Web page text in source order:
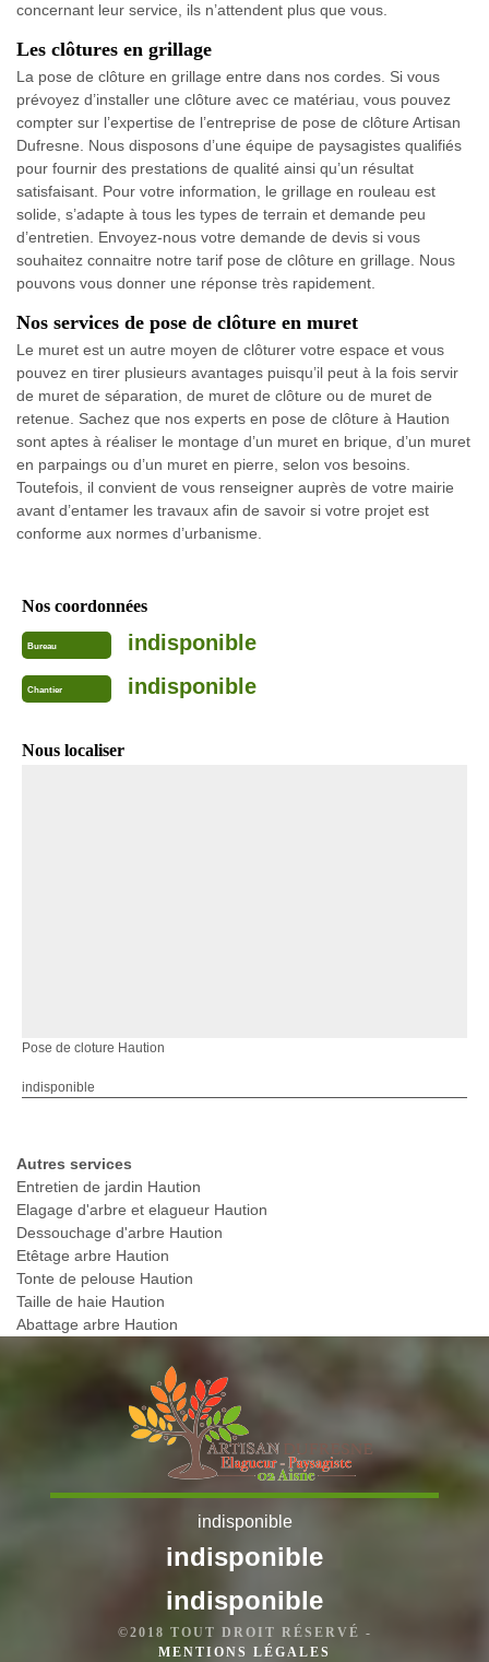
concernant leur service, ils n’attendent plus que vous.
Les clôtures en grillage
La pose de clôture en grillage entre dans nos cordes. Si vous
prévoyez d’installer une clôture avec ce matériau, vous pouvez
compter sur l’expertise de l’entreprise de pose de clôture Artisan
Dufresne. Nous disposons d’une équipe de paysagistes qualifiés
pour fournir des prestations de qualité ainsi qu’un résultat
satisfaisant. Pour votre information, le grillage en rouleau est
solide, s’adapte à tous les types de terrain et demande peu
d’entretien. Envoyez-nous votre demande de devis si vous
souhaitez connaitre notre tarif pose de clôture en grillage. Nous
pouvons vous donner une réponse très rapidement.
Nos services de pose de clôture en muret
Le muret est un autre moyen de clôturer votre espace et vous
pouvez en tirer plusieurs avantages puisqu’il peut à la fois servir
de muret de séparation, de muret de clôture ou de muret de
retenue. Sachez que nos experts en pose de clôture à Haution
sont aptes à réaliser le montage d’un muret en brique, d’un muret
en parpaings ou d’un muret en pierre, selon vos besoins.
Toutefois, il convient de vous renseigner auprès de votre mairie
avant d’entamer les travaux afin de savoir si votre projet est
conforme aux normes d’urbanisme.
Nos coordonnées
Bureau indisponible
Chantier indisponible
Nous localiser
Pose de cloture Haution
indisponible
Autres services
Entretien de jardin Haution
Elagage d'arbre et elagueur Haution
Dessouchage d'arbre Haution
Etêtage arbre Haution
Tonte de pelouse Haution
Taille de haie Haution
Abattage arbre Haution
indisponible
indisponible
indisponible
©2018 TOUT DROIT RÉSERVÉ -
MENTIONS LÉGALES